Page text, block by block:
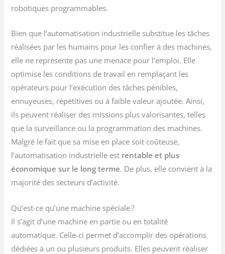
robotiques programmables.
Bien que l’automatisation industrielle substitue les tâches
réalisées par les humains pour les confier à des machines,
elle ne représente pas une menace pour l’emploi. Elle
optimise les conditions de travail en remplaçant les
opérateurs pour l’exécution des tâches pénibles,
ennuyeuses, répétitives ou à faible valeur ajoutée. Ainsi,
ils peuvent réaliser des missions plus valorisantes, telles
que la surveillance ou la programmation des machines.
Malgré le fait que sa mise en place soit coûteuse,
l’automatisation industrielle est rentable et plus
économique sur le long terme. De plus, elle convient à la
majorité des secteurs d’activité.
Qu’est-ce qu’une machine spéciale ?
Il s’agit d’une machine en partie ou en totalité
automatique. Celle-ci permet d’accomplir des opérations
dédiées à un ou plusieurs produits. Elles peuvent réaliser